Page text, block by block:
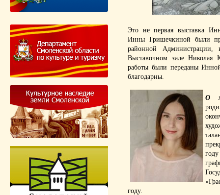
Это не первая выставка
Инны Гришечкиной были
районной Администрации,
Выставочном зале Николая
работы были переданы
благодарны.
О
году.